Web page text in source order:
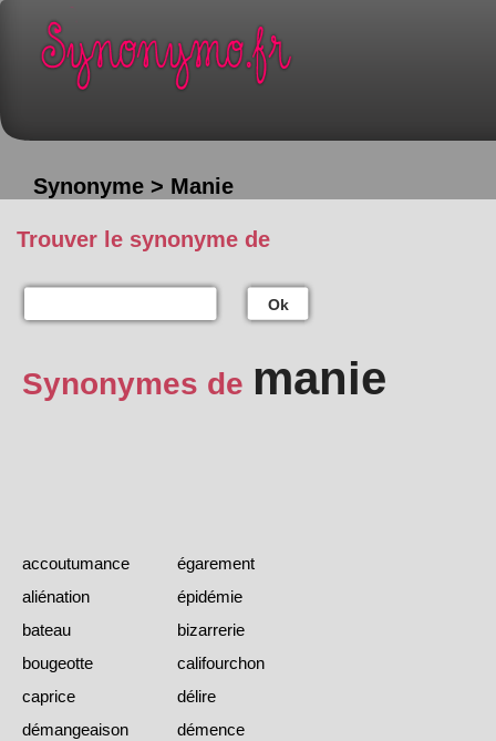
Synonyme > Manie
Trouver le synonyme de
Ok
Synonymes de manie
accoutumance
égarement
aliénation
épidémie
bateau
bizarrerie
bougeotte
califourchon
caprice
délire
démangeaison
démence